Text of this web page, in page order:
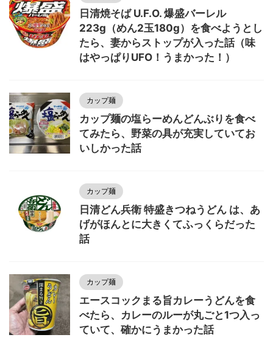
日清焼そば U.F.O. 爆盛バーレル
223g（めん2玉180g）を食べようとし
たら、妻からストップが入った話（味
はやっぱりUFO！うまかった！）
カップ麺
カップ麺の塩らーめんどんぶりを食べ
てみたら、野菜の具が充実していてお
いしかった話
カップ麺
日清どん兵衛 特盛きつねうどん は、あ
げがほんとに大きくてふっくらだった
話
カップ麺
エースコックまる旨カレーうどんを食
べたら、カレーのルーが丸ごと1つ入っ
ていて、確かにうまかった話